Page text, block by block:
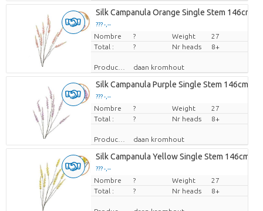
Silk Campanula Orange Single Stem 146cm
??? -,--
Prix par pièce
Nombre ? Weight
27
Total :
? Nr heads 8+
Producteur daan kromhout
Silk Campanula Purple Single Stem 146cm Nm
??? -,--
Prix par pièce
Nombre ? Weight
27
Total :
? Nr heads 8+
Producteur daan kromhout
Silk Campanula Yellow Single Stem 146cm Nm
??? -,--
Prix par pièce
Nombre ? Weight
27
Total :
? Nr heads 8+